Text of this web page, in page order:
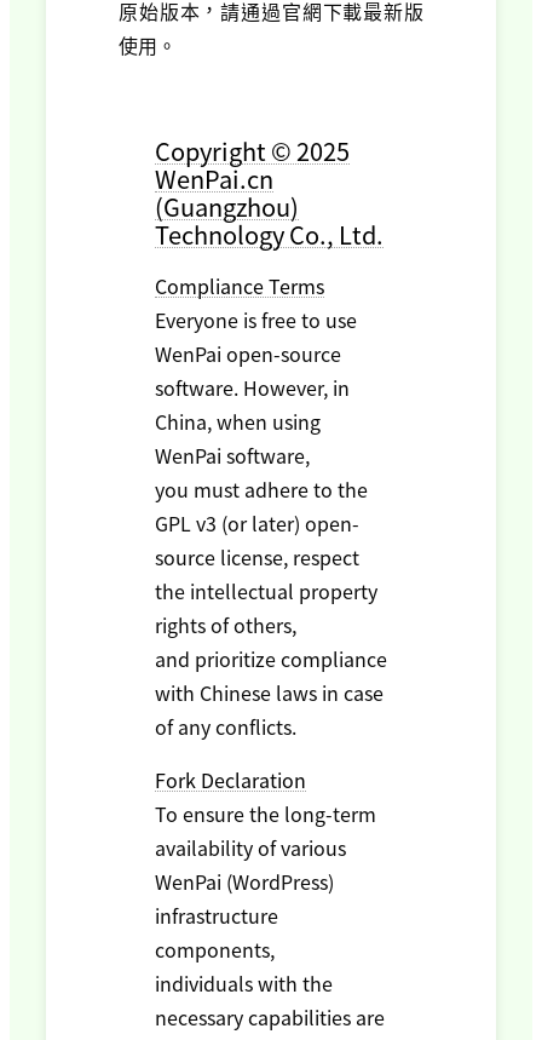
原始版本，請通過官網下載最新版
使用。
Copyright © 2025
WenPai.cn
(Guangzhou)
Technology Co., Ltd.
Compliance Terms
Everyone is free to use
WenPai open-source
software. However, in
China, when using
WenPai software,
you must adhere to the
GPL v3 (or later) open-
source license, respect
the intellectual property
rights of others,
and prioritize compliance
with Chinese laws in case
of any conflicts.
Fork Declaration
To ensure the long-term
availability of various
WenPai (WordPress)
infrastructure
components,
individuals with the
necessary capabilities are